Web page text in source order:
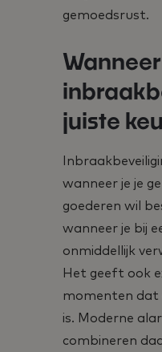
gemoedsrust.
juiste
wanneer je je
goederen wil
wanneer je bij
onmiddellijk
Het geeft ook
momenten dat
is. Moderne
combineren